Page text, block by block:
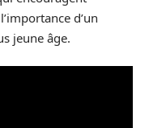
d’un
jeune âge.